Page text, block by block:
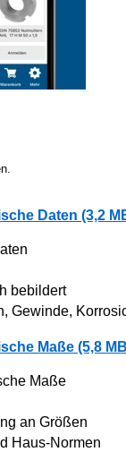
Daten (3,2
bebildert
Gewinde,
Maße (5,8
Maße
an Größen
Haus-Normen